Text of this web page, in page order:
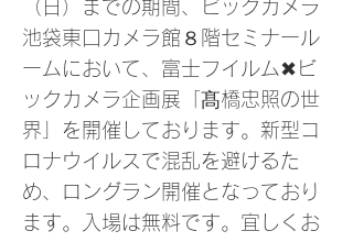
（日）までの期間、ビックカメラ
池袋東口カメラ館８階セミナール
ームにおいて、富士フイルム✖ビ
ックカメラ企画展「髙橋忠照の世
界」を開催しております。新型コ
ロナウイルスで混乱を避けるた
め、ロングラン開催となっており
ます。入場は無料です。宜しくお